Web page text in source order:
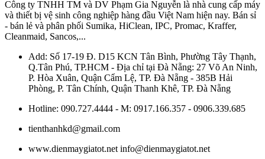
Công ty TNHH TM và DV Phạm Gia Nguyễn là nhà cung cấp máy
và thiết bị vệ sinh công nghiệp hàng đầu Việt Nam hiện nay. Bán sỉ
- bán lẻ và phân phối Sumika, HiClean, IPC, Promac, Kraffer,
Cleanmaid, Sancos,...
Add: Số 17-19 Đ. D15 KCN Tân Bình, Phường Tây Thạnh,
Q.Tân Phú, TP.HCM - Địa chỉ tại Đà Nẵng: 27 Võ An Ninh,
P. Hòa Xuân, Quận Cẩm Lệ, TP. Đà Nẵng - 385B Hải
Phòng, P. Tân Chính, Quận Thanh Khê, TP. Đà Nẵng
Hotline: 090.727.4444 - M: 0917.166.357 - 0906.339.685
tienthanhkd@gmail.com
www.dienmaygiatot.net info@dienmaygiatot.net